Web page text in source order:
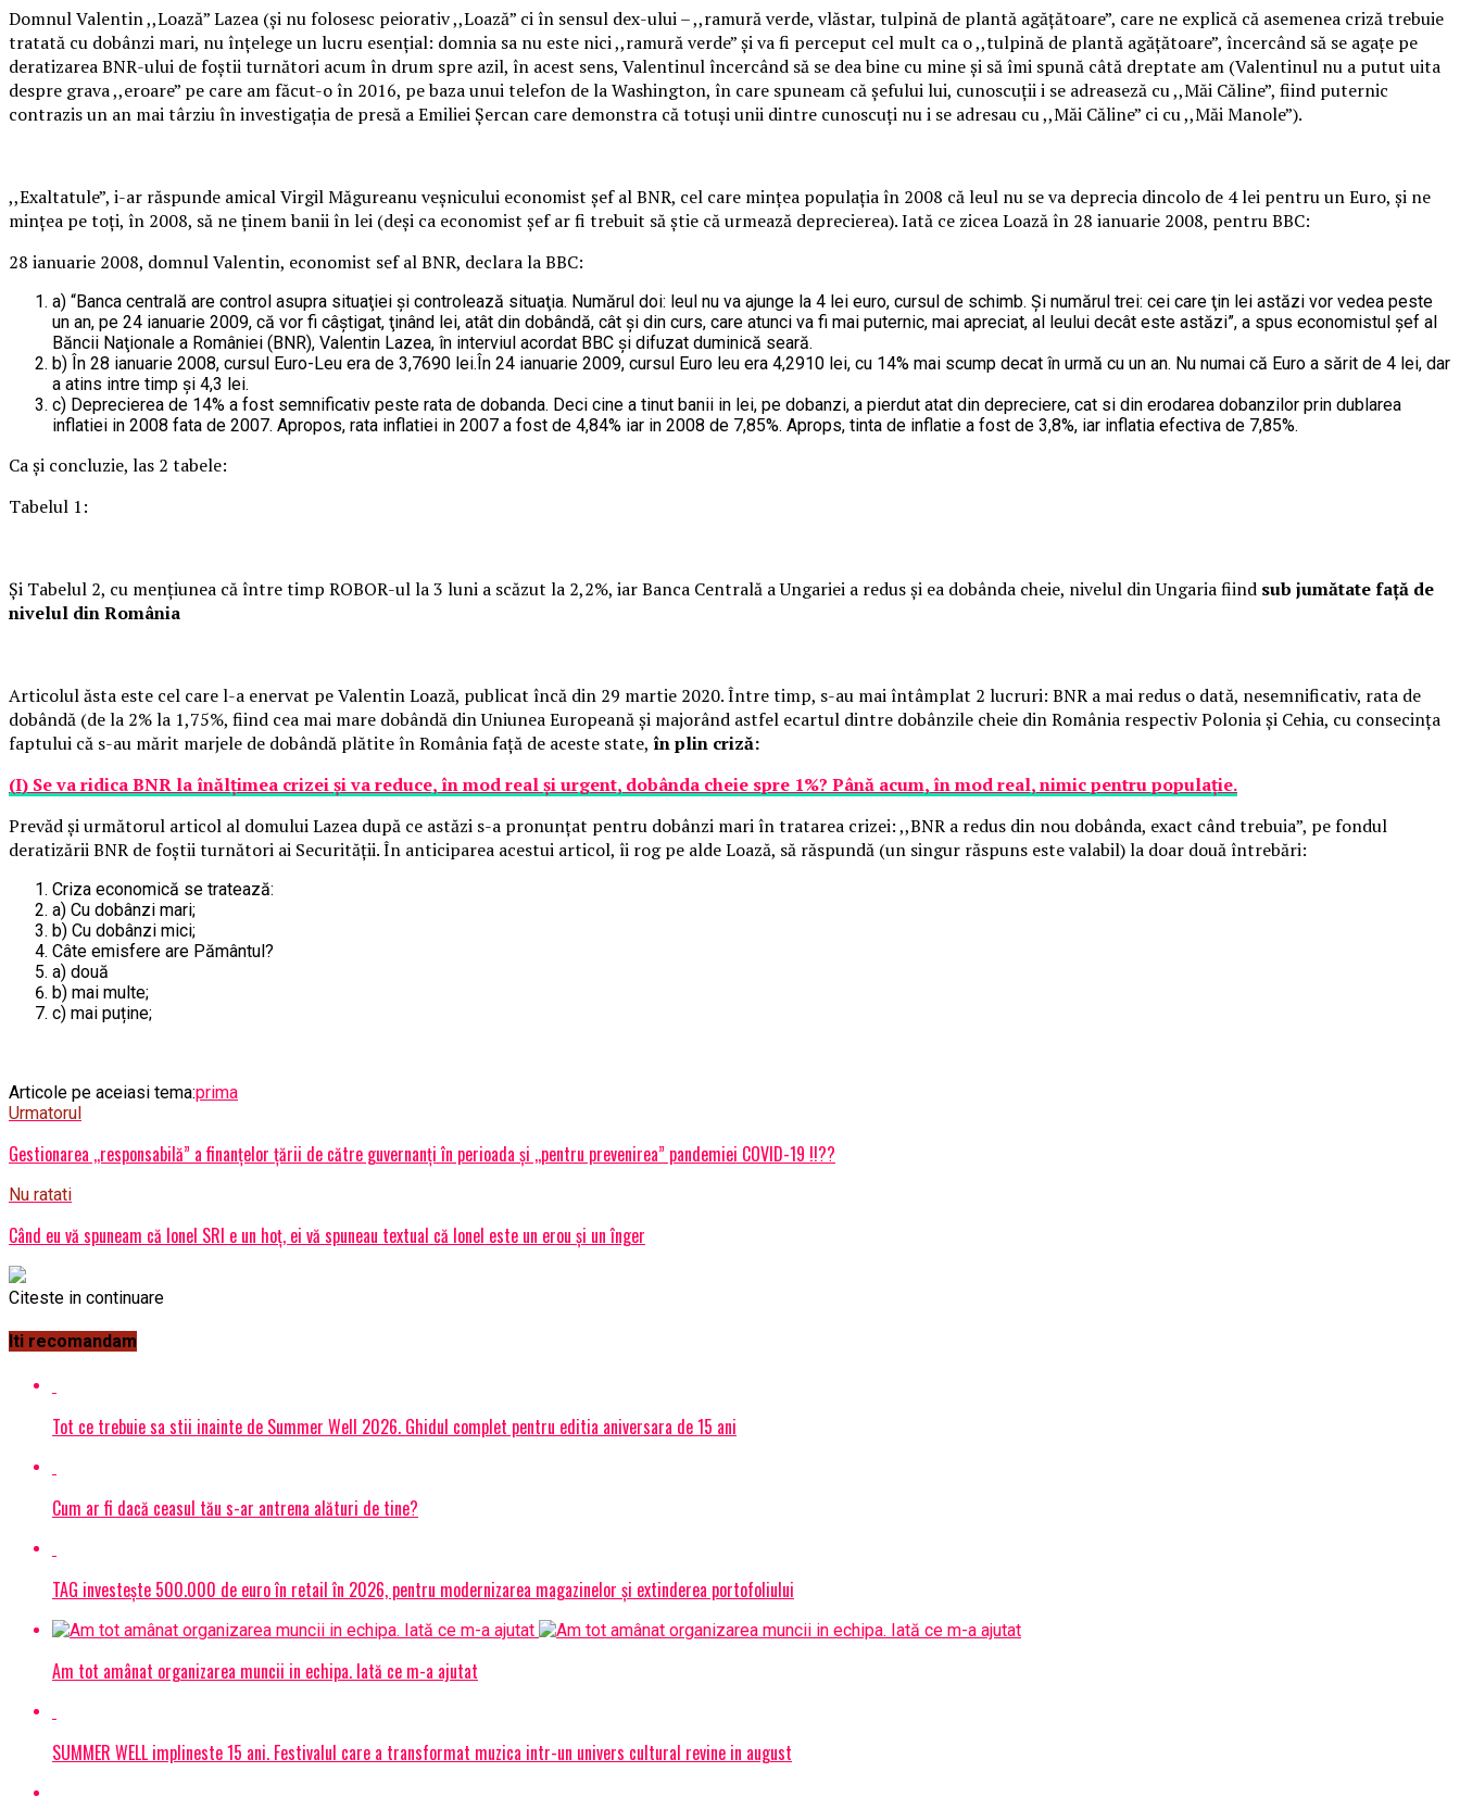
Domnul Valentin ,,Loază” Lazea (și nu folosesc peiorativ ,,Loază” ci în sensul dex-ului – ,,ramură verde, vlăstar, tulpină de plantă agățătoare”, care ne explică că asemenea criză trebuie
tratată cu dobânzi mari, nu înțelege un lucru esențial: domnia sa nu este nici ,,ramură verde” și va fi perceput cel mult ca o ,,tulpină de plantă agățătoare”, încercând să se agațe pe
deratizarea BNR-ului de foștii turnători acum în drum spre azil, în acest sens, Valentinul încercând să se dea bine cu mine și să îmi spună câtă dreptate am (Valentinul nu a putut uita
despre grava ,,eroare” pe care am făcut-o în 2016, pe baza unui telefon de la Washington, în care spuneam că șefului lui, cunoscuții i se adreaseză cu ,,Măi Căline”, fiind puternic
contrazis un an mai târziu în investigația de presă a Emiliei Șercan care demonstra că totuși unii dintre cunoscuți nu i se adresau cu ,,Măi Căline” ci cu ,,Măi Manole”).
,,Exaltatule”, i-ar răspunde amical Virgil Măgureanu veșnicului economist șef al BNR, cel care mințea populația în 2008 că leul nu se va deprecia dincolo de 4 lei pentru un Euro, și ne
mințea pe toți, în 2008, să ne ținem banii în lei (deși ca economist șef ar fi trebuit să știe că urmează deprecierea). Iată ce zicea Loază în 28 ianuarie 2008, pentru BBC:
28 ianuarie 2008, domnul Valentin, economist sef al BNR, declara la BBC:
a) “Banca centrală are control asupra situaţiei şi controlează situaţia. Numărul doi: leul nu va ajunge la 4 lei euro, cursul de schimb. Şi numărul trei: cei care ţin lei astăzi vor vedea peste
un an, pe 24 ianuarie 2009, că vor fi câştigat, ţinând lei, atât din dobândă, cât şi din curs, care atunci va fi mai puternic, mai apreciat, al leului decât este astăzi”, a spus economistul şef al
Băncii Naţionale a României (BNR), Valentin Lazea, în interviul acordat BBC şi difuzat duminică seară.
b) În 28 ianuarie 2008, cursul Euro-Leu era de 3,7690 lei.În 24 ianuarie 2009, cursul Euro leu era 4,2910 lei, cu 14% mai scump decat în urmă cu un an. Nu numai că Euro a sărit de 4 lei, dar
a atins intre timp și 4,3 lei.
c) Deprecierea de 14% a fost semnificativ peste rata de dobanda. Deci cine a tinut banii in lei, pe dobanzi, a pierdut atat din depreciere, cat si din erodarea dobanzilor prin dublarea
inflatiei in 2008 fata de 2007. Apropos, rata inflatiei in 2007 a fost de 4,84% iar in 2008 de 7,85%. Aprops, tinta de inflatie a fost de 3,8%, iar inflatia efectiva de 7,85%.
Ca și concluzie, las 2 tabele:
Tabelul 1:
Și Tabelul 2, cu mențiunea că între timp ROBOR-ul la 3 luni a scăzut la 2,2%, iar Banca Centrală a Ungariei a redus și ea dobânda cheie, nivelul din Ungaria fiind sub jumătate față de
nivelul din România
Articolul ăsta este cel care l-a enervat pe Valentin Loază, publicat încă din 29 martie 2020. Între timp, s-au mai întâmplat 2 lucruri: BNR a mai redus o dată, nesemnificativ, rata de
dobândă (de la 2% la 1,75%, fiind cea mai mare dobândă din Uniunea Europeană și majorând astfel ecartul dintre dobânzile cheie din România respectiv Polonia și Cehia, cu consecința
faptului că s-au mărit marjele de dobândă plătite în România față de aceste state, în plin criză:
(I) Se va ridica BNR la înălțimea crizei și va reduce, în mod real și urgent, dobânda cheie spre 1%? Până acum, în mod real, nimic pentru populație.
Prevăd și următorul articol al domului Lazea după ce astăzi s-a pronunțat pentru dobânzi mari în tratarea crizei: ,,BNR a redus din nou dobânda, exact când trebuia”, pe fondul
deratizării BNR de foștii turnători ai Securității. În anticiparea acestui articol, îi rog pe alde Loază, să răspundă (un singur răspuns este valabil) la doar două întrebări:
Criza economică se tratează:
a) Cu dobânzi mari;
b) Cu dobânzi mici;
Câte emisfere are Pământul?
a) două
b) mai multe;
c) mai puține;
Articole pe aceiasi tema:prima
Urmatorul
Gestionarea ,,responsabilă” a finanțelor țării de către guvernanți în perioada și ,,pentru prevenirea” pandemiei COVID-19 !!??
Nu ratati
Când eu vă spuneam că Ionel SRI e un hoț, ei vă spuneau textual că Ionel este un erou și un înger
Citeste in continuare
Iti recomandam
Tot ce trebuie sa stii inainte de Summer Well 2026. Ghidul complet pentru editia aniversara de 15 ani
Cum ar fi dacă ceasul tău s-ar antrena alături de tine?
TAG investește 500.000 de euro în retail în 2026, pentru modernizarea magazinelor și extinderea portofoliului
Am tot amânat organizarea muncii in echipa. Iată ce m-a ajutat
SUMMER WELL implineste 15 ani. Festivalul care a transformat muzica intr-un univers cultural revine in august